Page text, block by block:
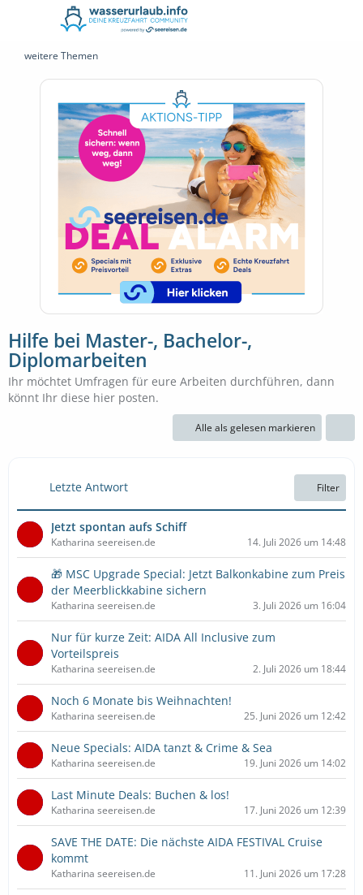
weitere Themen
Hilfe bei Master-, Bachelor-,
Diplomarbeiten
Ihr möchtet Umfragen für eure Arbeiten durchführen, dann
könnt Ihr diese hier posten.
Alle als gelesen markieren
Letzte Antwort Filter
Jetzt spontan aufs Schiff
Katharina seereisen.de 14. Juli 2026 um 14:48
🎁 MSC Upgrade Special: Jetzt Balkonkabine zum Preis
der Meerblickkabine sichern
Katharina seereisen.de 3. Juli 2026 um 16:04
Nur für kurze Zeit: AIDA All Inclusive zum
Vorteilspreis
Katharina seereisen.de 2. Juli 2026 um 18:44
Noch 6 Monate bis Weihnachten!
Katharina seereisen.de 25. Juni 2026 um 12:42
Neue Specials: AIDA tanzt & Crime & Sea
Katharina seereisen.de 19. Juni 2026 um 14:02
Last Minute Deals: Buchen & los!
Katharina seereisen.de 17. Juni 2026 um 12:39
SAVE THE DATE: Die nächste AIDA FESTIVAL Cruise
kommt
Katharina seereisen.de 11. Juni 2026 um 17:28